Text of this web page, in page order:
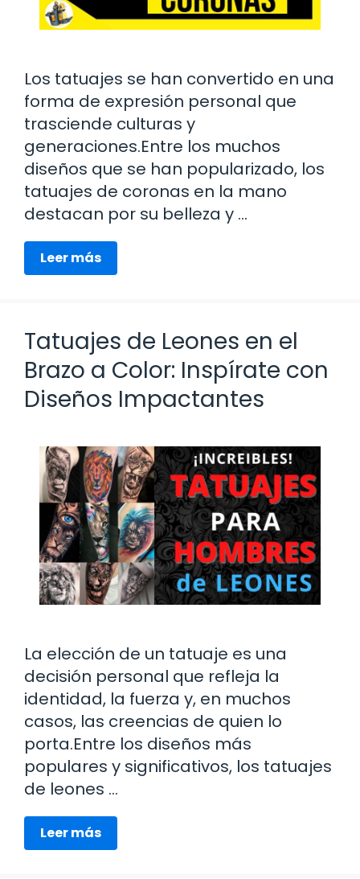
Los tatuajes se han convertido en una
forma de expresión personal que
trasciende culturas y
generaciones.Entre los muchos
diseños que se han popularizado, los
tatuajes de coronas en la mano
destacan por su belleza y …
Leer más
Tatuajes de Leones en el
Brazo a Color: Inspírate con
Diseños Impactantes
La elección de un tatuaje es una
decisión personal que refleja la
identidad, la fuerza y, en muchos
casos, las creencias de quien lo
porta.Entre los diseños más
populares y significativos, los tatuajes
de leones …
Leer más